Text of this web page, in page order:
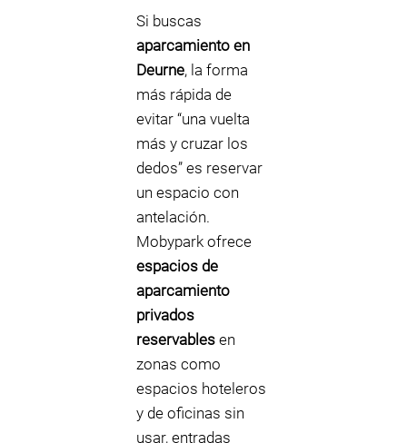
Si buscas
aparcamiento en
Deurne, la forma
más rápida de
evitar “una vuelta
más y cruzar los
dedos” es reservar
un espacio con
antelación.
Mobypark ofrece
espacios de
aparcamiento
privados
reservables en
zonas como
espacios hoteleros
y de oficinas sin
usar, entradas